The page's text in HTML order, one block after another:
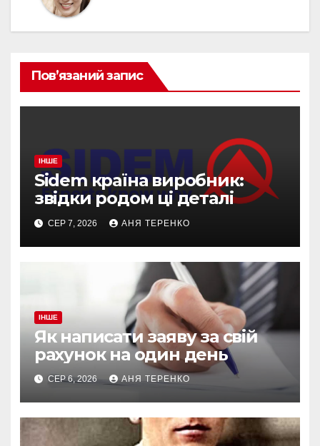
Пов’язаний запис
ІНШЕ
Sidem країна виробник:
звідки родом ці деталі
СЕР 7, 2026 АНЯ ТЕРЕНКО
ІНШЕ
Як написати заяву за свій
рахунок на один день
СЕР 6, 2026 АНЯ ТЕРЕНКО